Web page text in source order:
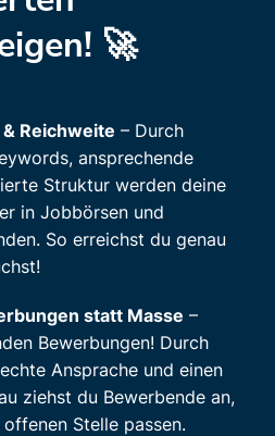
🚀
Reichweite – Durch
ansprechende
Struktur werden deine
in Jobbörsen und
So erreichst du genau
statt Masse –
Bewerbungen! Durch
Ansprache und einen
ziehst du Bewerbende an,
Stelle passen.